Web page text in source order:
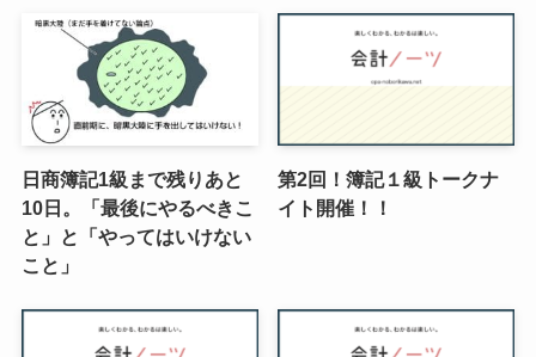
日商簿記1級まで残りあと
10日。「最後にやるべきこ
と」と「やってはいけない
こと」
第2回！簿記１級トークナ
イト開催！！